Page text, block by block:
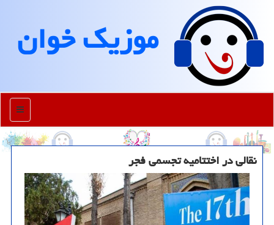
موزیك خوان
منو
نقالی در اختتامیه تجسمی فجر